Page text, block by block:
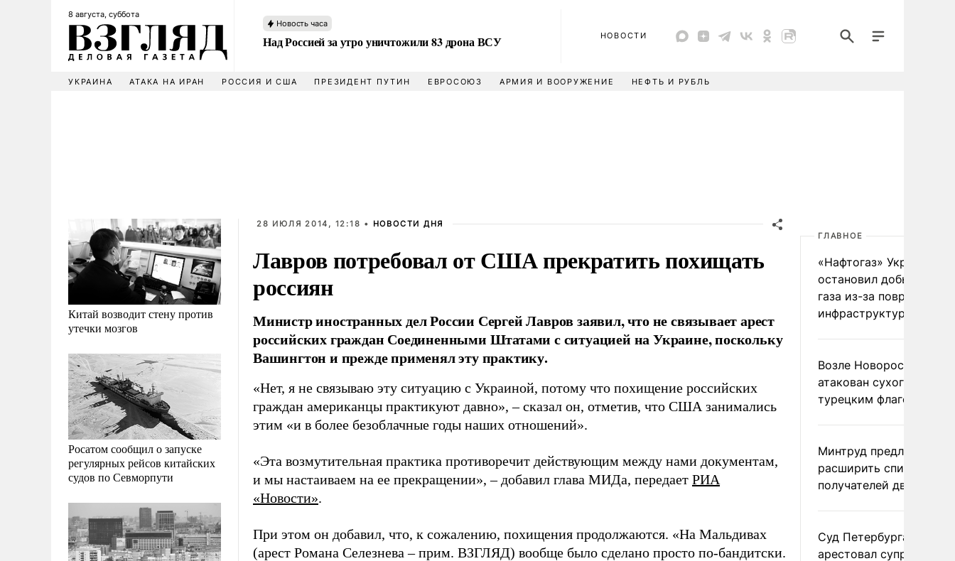
8 августа, суббота
Новость часа
Над Россией за утро уничтожили 83 дрона ВСУ НОВОСТИ
УКРАИНА АТАКА НА ИРАН РОССИЯ И США ПРЕЗИДЕНТ ПУТИН ЕВРОСОЮЗ АРМИЯ И ВООРУЖЕНИЕ НЕФТЬ И РУБЛЬ
Китай возводит стену против
утечки мозгов
Росатом сообщил о запуске
регулярных рейсов китайских
судов по Севморпути
28 ИЮЛЯ 2014, 12:18 • НОВОСТИ ДНЯ
Лавров потребовал от США прекратить похищать
россиян
Министр иностранных дел России Сергей Лавров заявил, что не связывает арест
российских граждан Соединенными Штатами с ситуацией на Украине, поскольку
Вашингтон и прежде применял эту практику.
«Нет, я не связываю эту ситуацию с Украиной, потому что похищение российских
граждан американцы практикуют давно», – сказал он, отметив, что США занимались
этим «и в более безоблачные годы наших отношений».
«Эта возмутительная практика противоречит действующим между нами документам,
и мы настаиваем на ее прекращении», – добавил глава МИДа, передает РИА
«Новости».
При этом он добавил, что, к сожалению, похищения продолжаются. «На Мальдивах
(арест Романа Селезнева – прим. ВЗГЛЯД) вообще было сделано просто по-бандитски.
ГЛАВНОЕ
«Нафтогаз» Украины
остановил добычу
газа из-за повреждения
инфраструктуры
Возле Новороссийска
атакован сухогруз под
турецким флагом
Минтруд предложил
расширить список
получателей двух
Суд Петербурга заочно
арестовал супругу